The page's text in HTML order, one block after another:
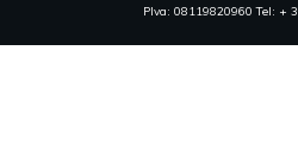
PIva: 08119820960 Tel: +